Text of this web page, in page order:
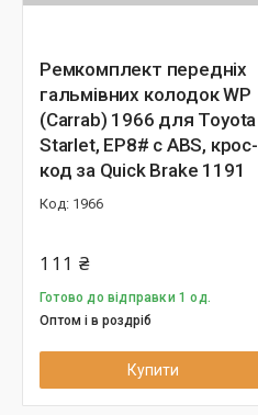
Ремкомплект передніх
гальмівних колодок WP
(Carrab) 1966 для Toyota
Starlet, EP8# c ABS, крос-
код за Quick Brake 1191
1966
111 ₴
Готово до відправки 1 од.
Оптом і в роздріб
Купити